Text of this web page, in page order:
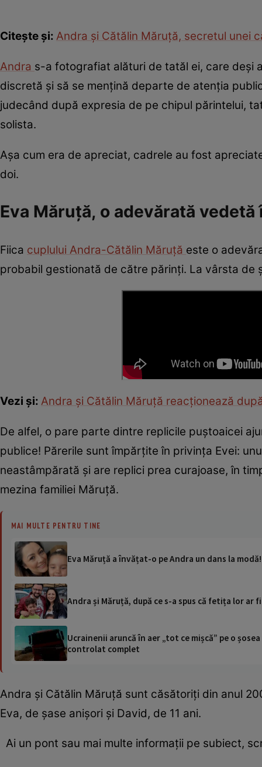
Citește și: Andra și Cătălin Măruță, secretul unei
Andra s-a fotografiat alături de tatăl ei, care deși
discretă și să se mențină departe de atenția
judecând după expresia de pe chipul părintelui,
solista.
Așa cum era de apreciat, cadrele au fost
doi.
Eva Măruță, o adevărată
Fiica cuplului Andra-Cătălin Măruță este o
probabil gestionată de către părinți. La vârsta de
Vezi și: Andra și Cătălin Măruță reacționează
De alfel, o pare parte dintre replicile puștoaicei
publice! Părerile sunt împărțite în privința Evei:
neastâmpărată și are replici prea curajoase, în
mezina familiei Măruță.
MAI MULTE PENTRU TINE
Eva Măruță a învățat-o pe Andra un dans la
Andra și Măruță, după ce s-a spus că fetița lor ar
Ucrainenii aruncă în aer „tot ce mișcă” pe o
controlat complet
Andra și Cătălin Măruță sunt căsătoriți din anul
Eva, de șase anișori și David, de 11 ani.
Ai un pont sau mai multe informații pe subiect,